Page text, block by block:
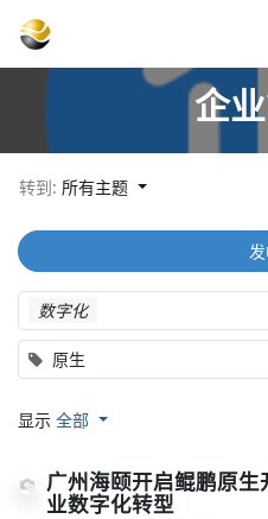
企
转到: 所有主题
数字化
原生
显示 全部
广州海颐开启鲲鹏原
业数字化转型